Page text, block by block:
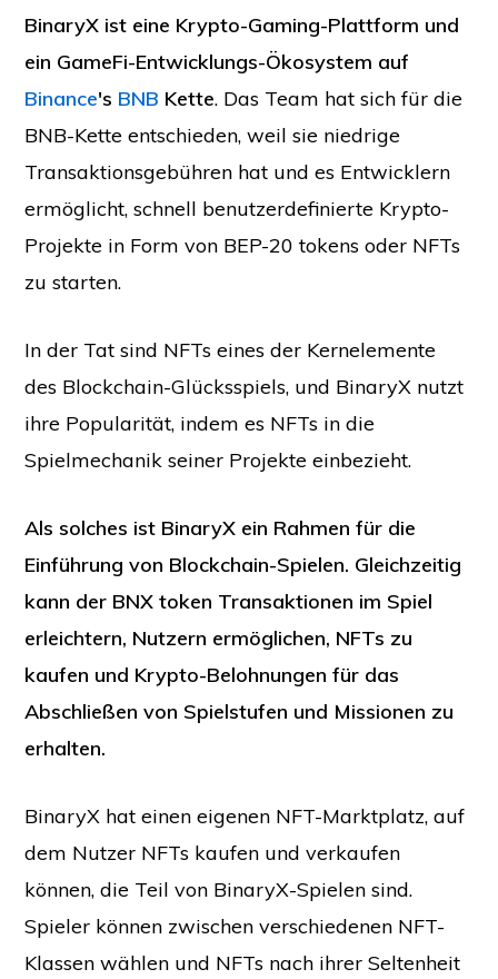
BinaryX ist eine Krypto-Gaming-Plattform und
ein GameFi-Entwicklungs-Ökosystem auf
Binance's BNB Kette. Das Team hat sich für die
BNB-Kette entschieden, weil sie niedrige
Transaktionsgebühren hat und es Entwicklern
ermöglicht, schnell benutzerdefinierte Krypto-
Projekte in Form von BEP-20 tokens oder NFTs
zu starten.
In der Tat sind NFTs eines der Kernelemente
des Blockchain-Glücksspiels, und BinaryX nutzt
ihre Popularität, indem es NFTs in die
Spielmechanik seiner Projekte einbezieht.
Als solches ist BinaryX ein Rahmen für die
Einführung von Blockchain-Spielen. Gleichzeitig
kann der BNX token Transaktionen im Spiel
erleichtern, Nutzern ermöglichen, NFTs zu
kaufen und Krypto-Belohnungen für das
Abschließen von Spielstufen und Missionen zu
erhalten.
BinaryX hat einen eigenen NFT-Marktplatz, auf
dem Nutzer NFTs kaufen und verkaufen
können, die Teil von BinaryX-Spielen sind.
Spieler können zwischen verschiedenen NFT-
Klassen wählen und NFTs nach ihrer Seltenheit